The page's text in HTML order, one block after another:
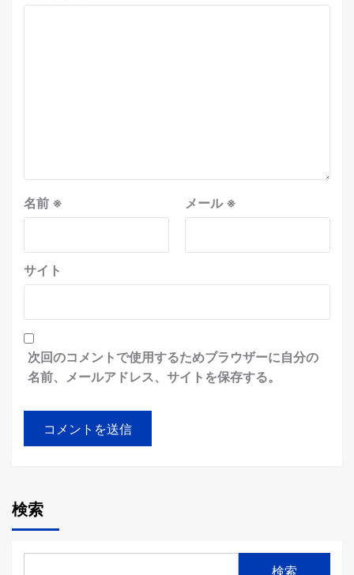
名前 ※ メール※
サイト
次回のコメントで使用するためブラウザーに自分の
名前、メールアドレス、サイトを保存する。
検索
検索